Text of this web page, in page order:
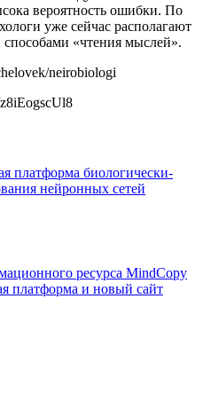
вероятность ошибки. По
уже сейчас располагают
«чтения мыслей».
neirobiologi
платформа биологически-
нейронных сетей
ресурса MindCopy
платформа и новый сайт